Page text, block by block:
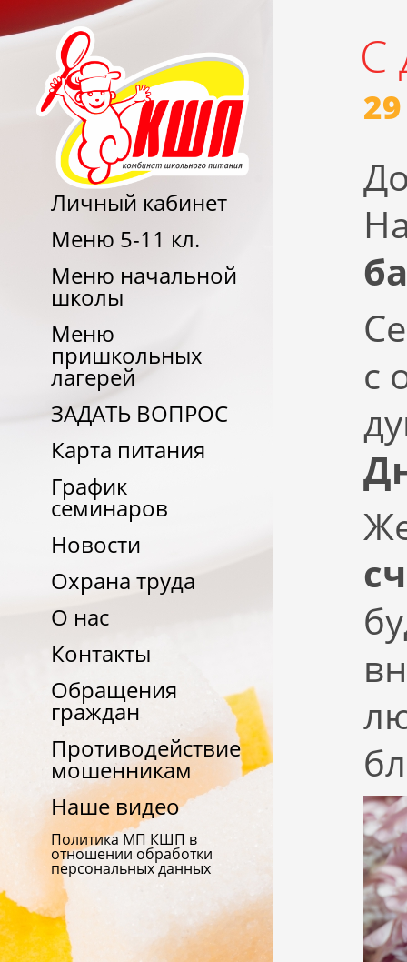
Личный кабинет
Меню 5-11 кл.
Меню начальной
школы
Меню
пришкольных
лагерей
ЗАДАТЬ ВОПРОС
Карта питания
График
семинаров
Новости
Охрана труда
О нас
Контакты
Обращения
граждан
Противодействие
мошенникам
Наше видео
Политика МП КШП в
отношении обработки
персональных данных
С
с